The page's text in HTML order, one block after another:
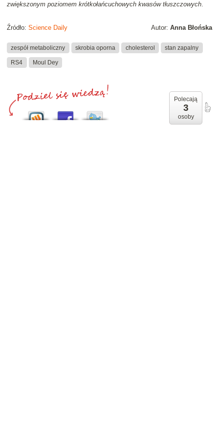
zwiększonym poziomem krótkołańcuchowych kwasów tłuszczowych.
Autor: Anna Błońska
Źródło: Science Daily
zespół metaboliczny skrobia oporna cholesterol stan zapalny
RS4 Moul Dey
Polecają
3
osoby